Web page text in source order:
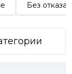
Без отказа